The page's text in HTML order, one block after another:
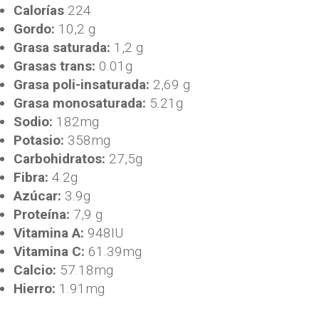
Calorías 224
Gordo: 10,2 g
Grasa saturada: 1,2 g
Grasas trans: 0.01g
Grasa poli-insaturada: 2,69 g
Grasa monosaturada: 5.21g
Sodio: 182mg
Potasio: 358mg
Carbohidratos: 27,5g
Fibra: 4.2g
Azúcar: 3.9g
Proteína: 7,9 g
Vitamina A: 948IU
Vitamina C: 61.39mg
Calcio: 57.18mg
Hierro: 1.91mg